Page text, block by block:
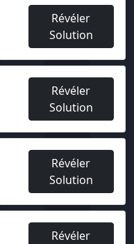
Révéler
Solution
Révéler
Solution
Révéler
Solution
Révéler